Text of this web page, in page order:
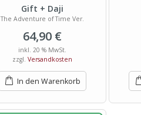
Gift + Daji
The Adventure of Time Ver.
64,90 €
inkl. 20 % MwSt.
zzgl.Versandkosten
In den Warenkorb